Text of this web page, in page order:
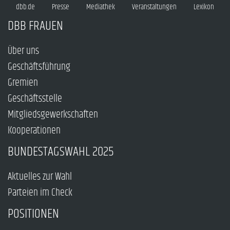
dbb.de Presse Mediathek Veranstaltungen Lexikon
DBB FRAUEN
Über uns
Geschäftsführung
Gremien
Geschäftsstelle
Mitgliedsgewerkschaften
Kooperationen
BUNDESTAGSWAHL 2025
Aktuelles zur Wahl
Parteien im Check
POSITIONEN